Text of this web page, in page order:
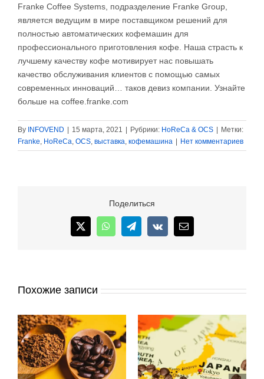
Franke Coffee Systems, подразделение Franke Group,
является ведущим в мире поставщиком решений для
полностью автоматических кофемашин для
профессионального приготовления кофе. Наша страсть к
лучшему качеству кофе мотивирует нас повышать
качество обслуживания клиентов с помощью самых
современных инноваций… таков девиз компании. Узнайте
больше на coffee.franke.com
By INFOVEND 15 марта, 2021 Рубрики: HoReCa & OCS
Метки:
Franke, HoReCa, OCS, выставка, кофемашина Нет комментариев
Поделиться
X WhatsAppTelegram
Vk Email
Похожие записи